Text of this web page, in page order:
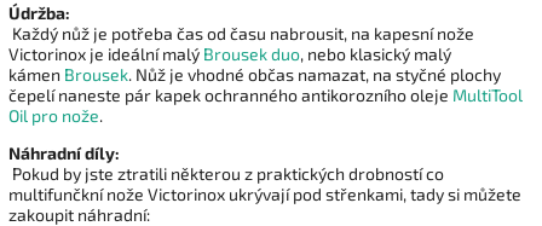
Údržba:
Každý nůž je potřeba čas od času nabrousit, na kapesní nože
Victorinox je ideální malý Brousek duo, nebo klasický malý
kámen Brousek. Nůž je vhodné občas namazat, na styčné plochy
čepelí naneste pár kapek ochranného antikorozního oleje MultiTool
Oil pro nože.
Náhradní díly:
Pokud by jste ztratili některou z praktických drobností co
multifunčkní nože Victorinox ukrývají pod střenkami, tady si můžete
zakoupit náhradní: